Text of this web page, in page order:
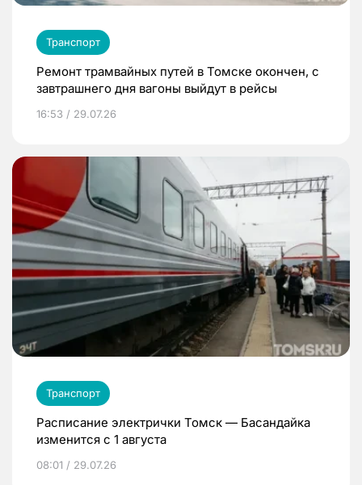
Транспорт
Ремонт трамвайных путей в Томске окончен, с
завтрашнего дня вагоны выйдут в рейсы
16:53 / 29.07.26
Транспорт
Расписание электрички Томск — Басандайка
изменится с 1 августа
08:01 / 29.07.26